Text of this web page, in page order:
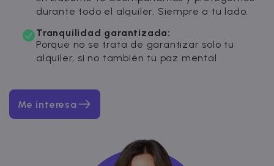
durante todo el alquiler. Siempre a tu lado.
Tranquilidad garantizada:
Porque no se trata de garantizar solo tu
alquiler, si no también tu paz mental.
Me interesa